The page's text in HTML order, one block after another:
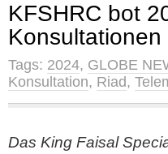
KFSHRC bot
Konsultationen
Tags: 2024, GLOBE
Konsultation, Riad,
Das King Faisal